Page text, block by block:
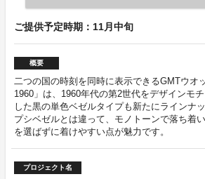
ご提供予定時期：11月中旬
概要
二つの国の時刻を同時に表示できるGMTウオ
1960」は、1960年代の第2世代をデザインモ
した黒の単色ベゼルタイプも新たにラインナ
プシベゼルとは違って、モノトーンで落ち着
を選ばずに着けやすい点が魅力です。
プロジェクト名